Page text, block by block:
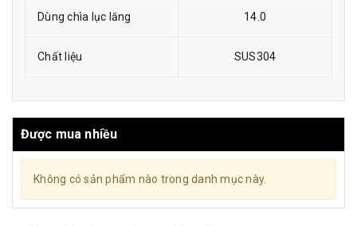
Dùng chìa lục lăng 14.0
Chất liệu SUS304
Được mua nhiều
Không có sản phẩm nào trong danh mục này.